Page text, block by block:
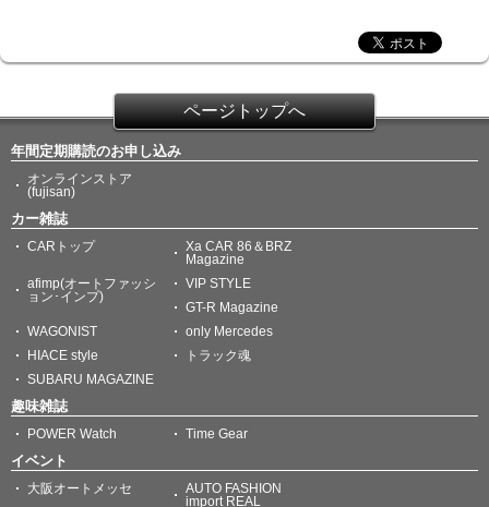
ページトップへ
年間定期購読のお申し込み
オンラインストア
(fujisan)
カー雑誌
CARトップ
Xa CAR 86＆BRZ
Magazine
afimp(オートファッシ
ョン･インプ)
VIP STYLE
GT-R Magazine
WAGONIST
only Mercedes
HIACE style
トラック魂
SUBARU MAGAZINE
趣味雑誌
POWER Watch Time Gear
イベント
大阪オートメッセ
AUTO FASHION
import REAL